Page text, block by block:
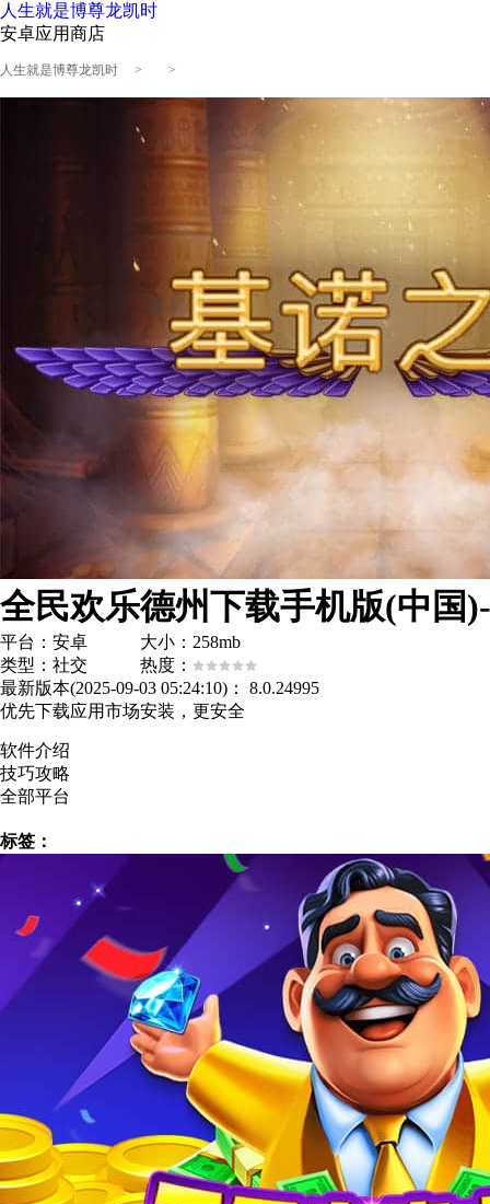
人生就是博尊龙凯时
安卓应用商店
人生就是博尊龙凯时 > >
全民欢乐德州下载手机版(中国
平台：安卓 大小：258mb
类型：社交 热度：
最新版本(2025-09-03 05:24:10)：
8.0.24995
优先下载应用市场安装，更安全
软件介绍
技巧攻略
全部平台
标签：